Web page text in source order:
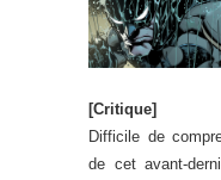
[Critique]
Difficile de
de cet avant-